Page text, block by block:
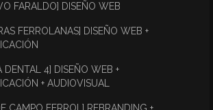
FARALDO] DISEÑO WEB
FERROLANAS] DISEÑO WEB +
DENTAL 4] DISEÑO WEB +
+ AUDIOVISUAL